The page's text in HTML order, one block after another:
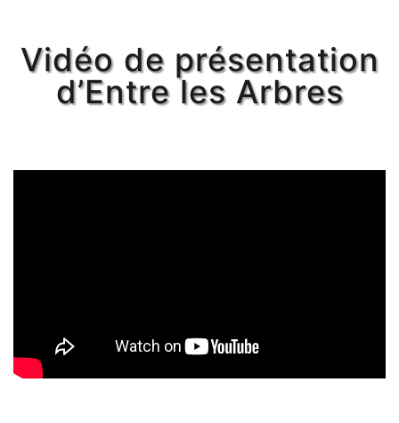
Vidéo de présentation
d’Entre les Arbres